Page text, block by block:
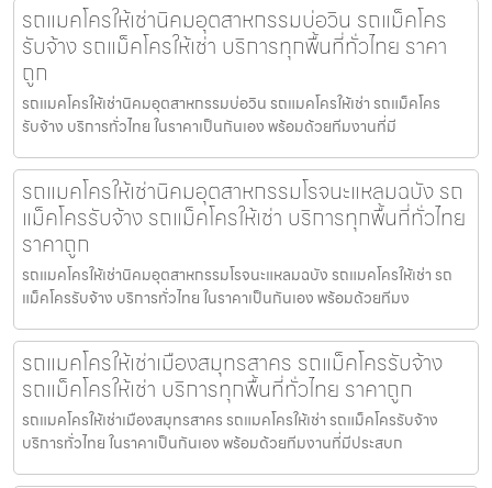
รถแมคโครให้เช่านิคมอุตสาหกรรมบ่อวิน รถแม็คโคร
รับจ้าง รถแม็คโครให้เช่า บริการทุกพื้นที่ทั่วไทย ราคา
ถูก
รถแมคโครให้เช่านิคมอุตสาหกรรมบ่อวิน รถแมคโครให้เช่า รถแม็คโคร
รับจ้าง บริการทั่วไทย ในราคาเป็นกันเอง พร้อมด้วยทีมงานที่มี
รถแมคโครให้เช่านิคมอุตสาหกรรมโรจนะแหลมฉบัง รถ
แม็คโครรับจ้าง รถแม็คโครให้เช่า บริการทุกพื้นที่ทั่วไทย
ราคาถูก
รถแมคโครให้เช่านิคมอุตสาหกรรมโรจนะแหลมฉบัง รถแมคโครให้เช่า รถ
แม็คโครรับจ้าง บริการทั่วไทย ในราคาเป็นกันเอง พร้อมด้วยทีมง
รถแมคโครให้เช่าเมืองสมุทรสาคร รถแม็คโครรับจ้าง
รถแม็คโครให้เช่า บริการทุกพื้นที่ทั่วไทย ราคาถูก
รถแมคโครให้เช่าเมืองสมุทรสาคร รถแมคโครให้เช่า รถแม็คโครรับจ้าง
บริการทั่วไทย ในราคาเป็นกันเอง พร้อมด้วยทีมงานที่มีประสบก